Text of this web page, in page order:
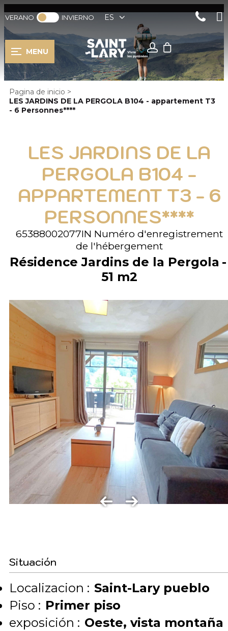
VERANO INVIERNO ES
MENU
Pagina de inicio >
LES JARDINS DE LA PERGOLA B104 - appartement T3
- 6 Personnes****
LES JARDINS DE LA
PERGOLA B104 -
APPARTEMENT T3 - 6
PERSONNES****
65388002077IN Numéro d'enregistrement
de l'hébergement
Résidence Jardins de la Pergola
51 m2
Situación
Localizacion : Saint-Lary pueblo
Piso : Primer piso
exposición : Oeste vista montaña